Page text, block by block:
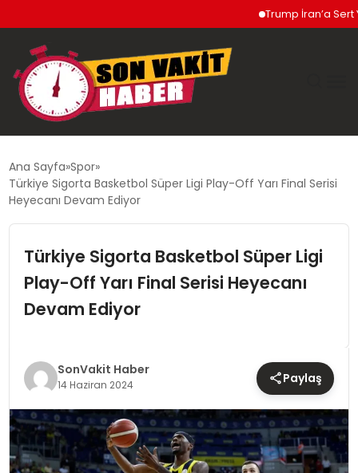
Trump İran’a Sert
SIYASET
EKONOMI
TEKNOLOJI
YAŞAM
Ana Sayfa Spor
Türkiye Sigorta Basketbol Süper Ligi Play-Off Yarı Final Serisi
Heyecanı Devam Ediyor
Türkiye Sigorta Basketbol Süper Ligi
Play-Off Yarı Final Serisi Heyecanı
Devam Ediyor
SonVakit Haber
14 Haziran 2024 Paylaş